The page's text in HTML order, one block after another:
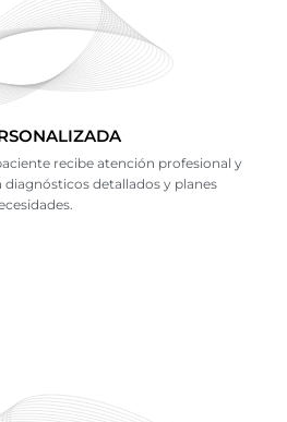
recibe atención profesional y
diagnósticos detallados y planes